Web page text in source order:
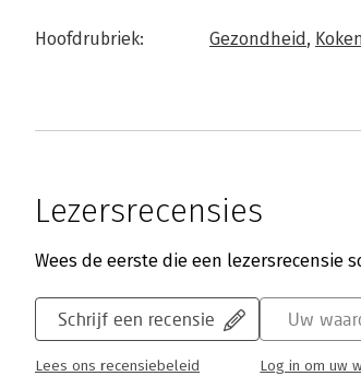
Hoofdrubriek: Gezondheid,
Lezersrecensies
Wees de eerste die een lezersrecensie
Schrijf een recensie
Lees ons recensiebeleid
Uw
Log in om uw